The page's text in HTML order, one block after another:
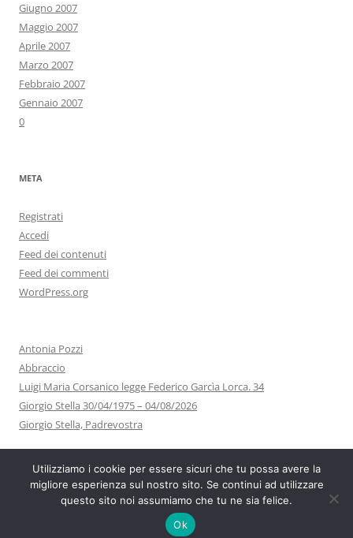
Giugno 2007
Maggio 2007
Aprile 2007
Marzo 2007
Febbraio 2007
Gennaio 2007
0
META
Registrati
Accedi
Feed dei contenuti
Feed dei commenti
WordPress.org
Antonia Pozzi
Abbraccio
Luigi Maria Corsanico legge Federico Garcìa Lorca. 34
Giorgio Stella 30/04/1975 – 04/08/2026
Giorgio Stella, Padrevostra
Utilizziamo i cookie per essere sicuri che tu possa avere la
migliore esperienza sul nostro sito. Se continui ad utilizzare
questo sito noi assumiamo che tu ne sia felice.
Ok